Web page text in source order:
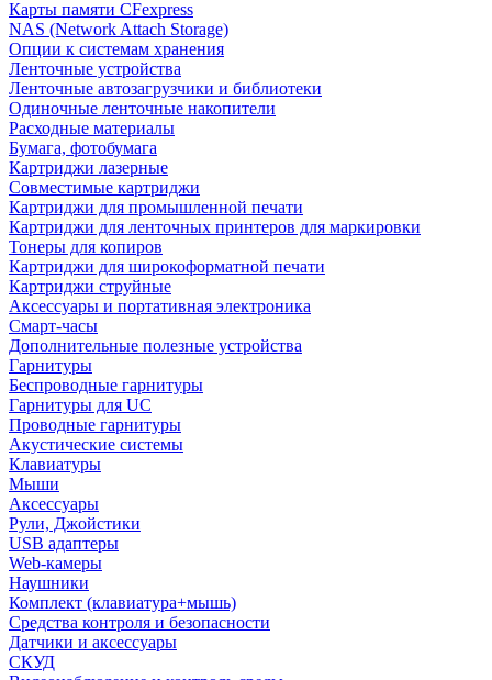
Карты памяти CFexpress
NAS (Network Attach Storage)
Опции к системам хранения
Ленточные устройства
Ленточные автозагрузчики и библиотеки
Одиночные ленточные накопители
Расходные материалы
Бумага, фотобумага
Картриджи лазерные
Совместимые картриджи
Картриджи для промышленной печати
Картриджи для ленточных принтеров для маркировки
Тонеры для копиров
Картриджи для широкоформатной печати
Картриджи струйные
Аксессуары и портативная электроника
Смарт-часы
Дополнительные полезные устройства
Гарнитуры
Беспроводные гарнитуры
Гарнитуры для UC
Проводные гарнитуры
Акустические системы
Клавиатуры
Мыши
Аксессуары
Рули, Джойстики
USB адаптеры
Web-камеры
Наушники
Комплект (клавиатура+мышь)
Средства контроля и безопасности
Датчики и аксессуары
СКУД